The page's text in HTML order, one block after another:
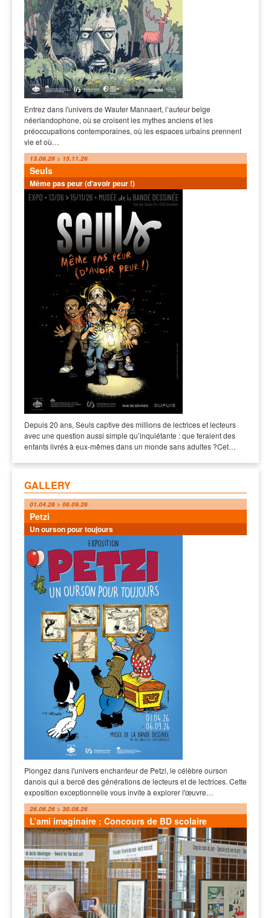
Entrez dans l'univers de Wauter Mannaert, l’auteur belge
néerlandophone, où se croisent les mythes anciens et les
préoccupations contemporaines, où les espaces urbains prennent
vie et où…
13.06.26 > 15.11.26
Seuls
Même pas peur (d'avoir peur !)
Depuis 20 ans, Seuls captive des millions de lectrices et lecteurs
avec une question aussi simple qu’inquiétante : que feraient des
enfants livrés à eux-mêmes dans un monde sans adultes ?Cet…
GALLERY
01.04.26 > 06.09.26
Petzi
Un ourson pour toujours
Plongez dans l'univers enchanteur de Petzi, le célèbre ourson
danois qui a bercé des générations de lecteurs et de lectrices. Cette
exposition exceptionnelle vous invite à explorer l'œuvre…
26.06.26 > 30.08.26
L’ami imaginaire : Concours de BD scolaire